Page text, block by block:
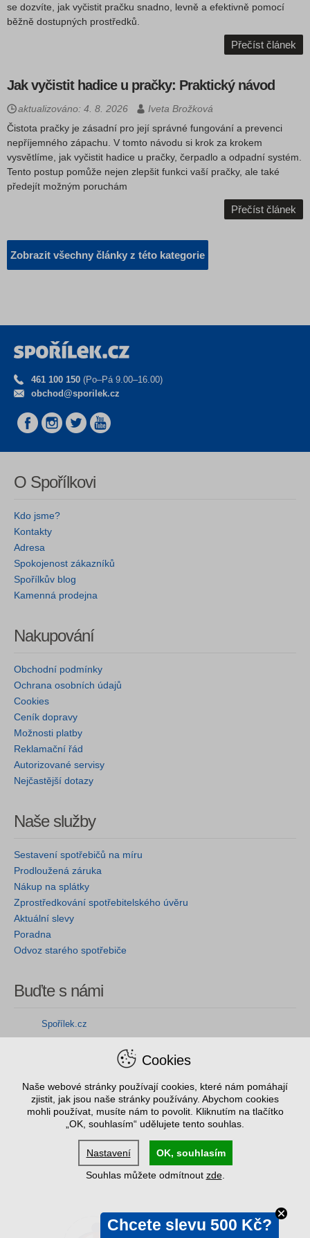
se dozvíte, jak vyčistit pračku snadno, levně a efektivně pomocí
běžně dostupných prostředků.
Přečíst článek
Jak vyčistit hadice u pračky: Praktický návod
aktualizováno: 4. 8. 2026
Iveta Brožková
Čistota pračky je zásadní pro její správné fungování a prevenci
nepříjemného zápachu. V tomto návodu si krok za krokem
vysvětlíme, jak vyčistit hadice u pračky, čerpadlo a odpadní systém.
Tento postup pomůže nejen zlepšit funkci vaší pračky, ale také
předejít možným poruchám
Přečíst článek
Zobrazit všechny články z této kategorie
461 100 150 (Po–Pá 9.00–16.00)
obchod@sporilek.cz
O Spořílkovi
Kdo jsme?
Kontakty
Adresa
Spokojenost zákazníků
Spořílkův blog
Kamenná prodejna
Nakupování
Obchodní podmínky
Ochrana osobních údajů
Cookies
Ceník dopravy
Možnosti platby
Reklamační řád
Autorizované servisy
Nejčastější dotazy
Naše služby
Sestavení spotřebičů na míru
Prodloužená záruka
Nákup na splátky
Zprostředkování spotřebitelského úvěru
Aktuální slevy
Poradna
Odvoz starého spotřebiče
Buďte s námi
Spořílek.cz
Cookies
Naše webové stránky používají cookies, které nám pomáhají
zjistit, jak jsou naše stránky používány. Abychom cookies
mohli používat, musíte nám to povolit. Kliknutím na tlačítko
„OK, souhlasím“ udělujete tento souhlas.
Nastavení
OK, souhlasím
Souhlas můžete odmítnout zde.
Chcete slevu 500 Kč?